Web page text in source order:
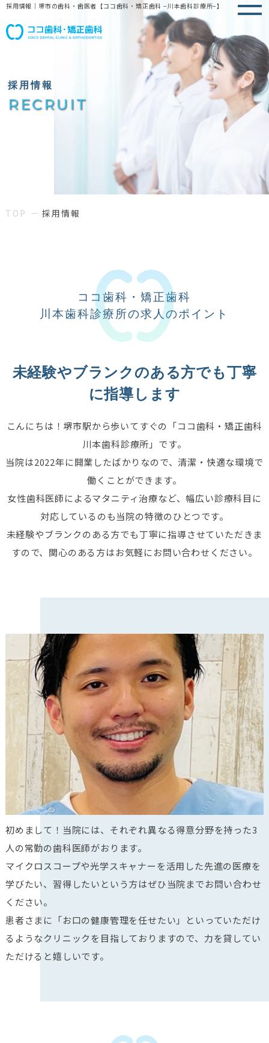
採用情報｜堺市の歯科・歯医者【ココ歯科・矯正歯科 −川本歯科診療所−】
採用情報
RECRUIT
TOP 採用情報
ココ歯科・矯正歯科
川本歯科診療所の求人のポイント
未経験やブランクのある方でも丁寧
に指導します
こんにちは！堺市駅から歩いてすぐの「ココ歯科・矯正歯科
川本歯科診療所」です。
当院は2022年に開業したばかりなので、清潔・快適な環境で
働くことができます。
女性歯科医師によるマタニティ治療など、幅広い診療科目に
対応しているのも当院の特徴のひとつです。
未経験やブランクのある方でも丁寧に指導させていただきま
すので、関心のある方はお気軽にお問い合わせください。
初めまして！当院には、それぞれ異なる得意分野を持った3
人の常勤の歯科医師がおります。
マイクロスコープや光学スキャナーを活用した先進の医療を
学びたい、習得したいという方はぜひ当院までお問い合わせ
ください。
患者さまに「お口の健康管理を任せたい」といっていただけ
るようなクリニックを目指しておりますので、力を貸してい
ただけると嬉しいです。